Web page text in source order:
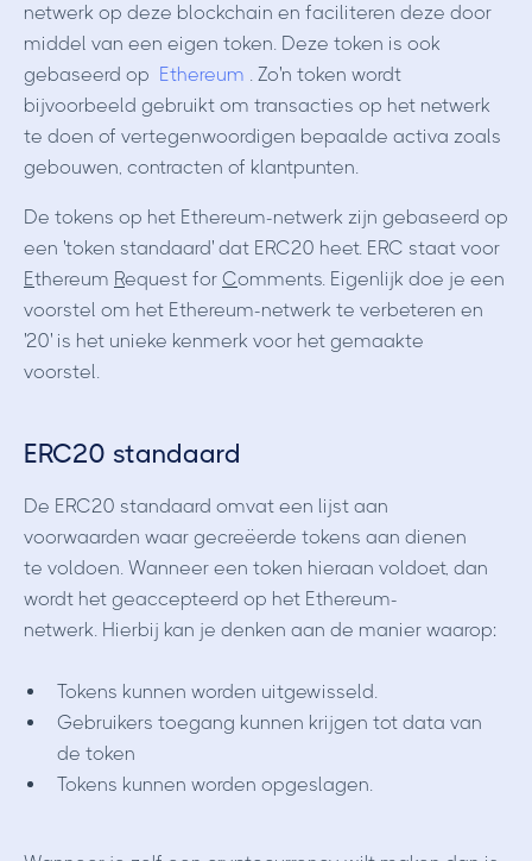
netwerk op deze blockchain en faciliteren deze door
middel van een eigen token. Deze token is ook
gebaseerd op Ethereum . Zo'n token wordt
bijvoorbeeld gebruikt om transacties op het netwerk
te doen of vertegenwoordigen bepaalde activa zoals
gebouwen, contracten of klantpunten.
De tokens op het Ethereum-netwerk zijn gebaseerd op
een 'token standaard' dat ERC20 heet. ERC staat voor
Ethereum Request for Comments. Eigenlijk doe je een
voorstel om het Ethereum-netwerk te verbeteren en
'20' is het unieke kenmerk voor het gemaakte
voorstel.
ERC20 standaard
De ERC20 standaard omvat een lijst aan
voorwaarden waar gecreëerde tokens aan dienen
te voldoen. Wanneer een token hieraan voldoet, dan
wordt het geaccepteerd op het Ethereum-
netwerk. Hierbij kan je denken aan de manier waarop:
Tokens kunnen worden uitgewisseld.
Gebruikers toegang kunnen krijgen tot data van
de token
Tokens kunnen worden opgeslagen.